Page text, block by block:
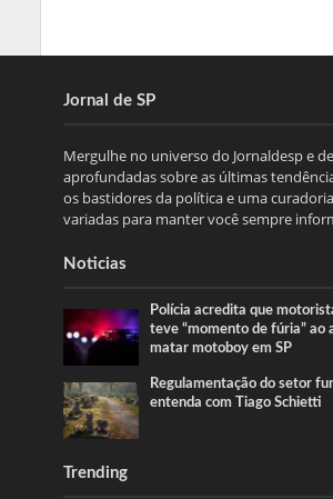
Jornal de SP
Mergulhe no universo do Jornaldesp e
aprofundadas sobre as últimas
os bastidores da política e uma
variadas para manter você sempre
Noticias
Polícia acredita que
teve “momento de fúria” ao
matar motoboy em SP
Regulamentação do setor
entenda com Tiago Schietti
Trending